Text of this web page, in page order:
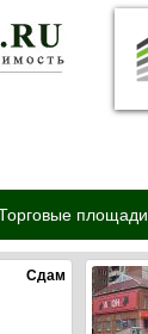
площади
Сдам